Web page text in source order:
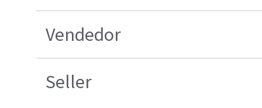
Vendedor
Seller